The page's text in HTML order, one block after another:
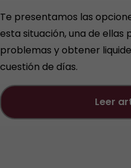
Te presentamos las opciones que tienes si estás en
esta situación, una de ellas
problemas y obtener
cuestión de días.
leer